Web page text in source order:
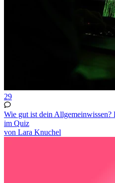
29
Wie gut ist dein Allgemeinwissen?
im Quiz
von Lara Knuchel